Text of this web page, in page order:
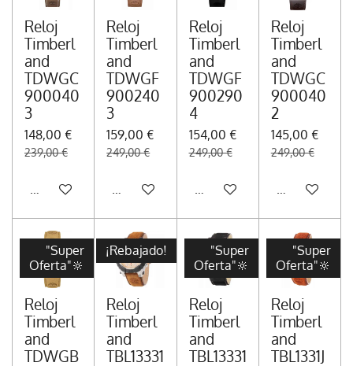
Reloj
Timberl
and
TDWGC
900040
3
148,00 €
239,00 €
Añadir al carrito
Reloj
Timberl
and
TDWGF
900240
3
159,00 €
249,00 €
Añadir al carrito
Reloj
Timberl
and
TDWGF
900290
4
154,00 €
249,00 €
Añadir al carrito
Reloj
Timberl
and
TDWGC
900040
2
145,00 €
249,00 €
Añadir al
"Super
Oferta"🔆
Reloj
Timberl
and
TDWGB
¡Rebajado!
Reloj
Timberl
and
TBL13331
"Super
Oferta"🔆
Reloj
Timberl
and
TBL13331
"Super
Oferta"🔆
Reloj
Timberl
and
TBL1331J